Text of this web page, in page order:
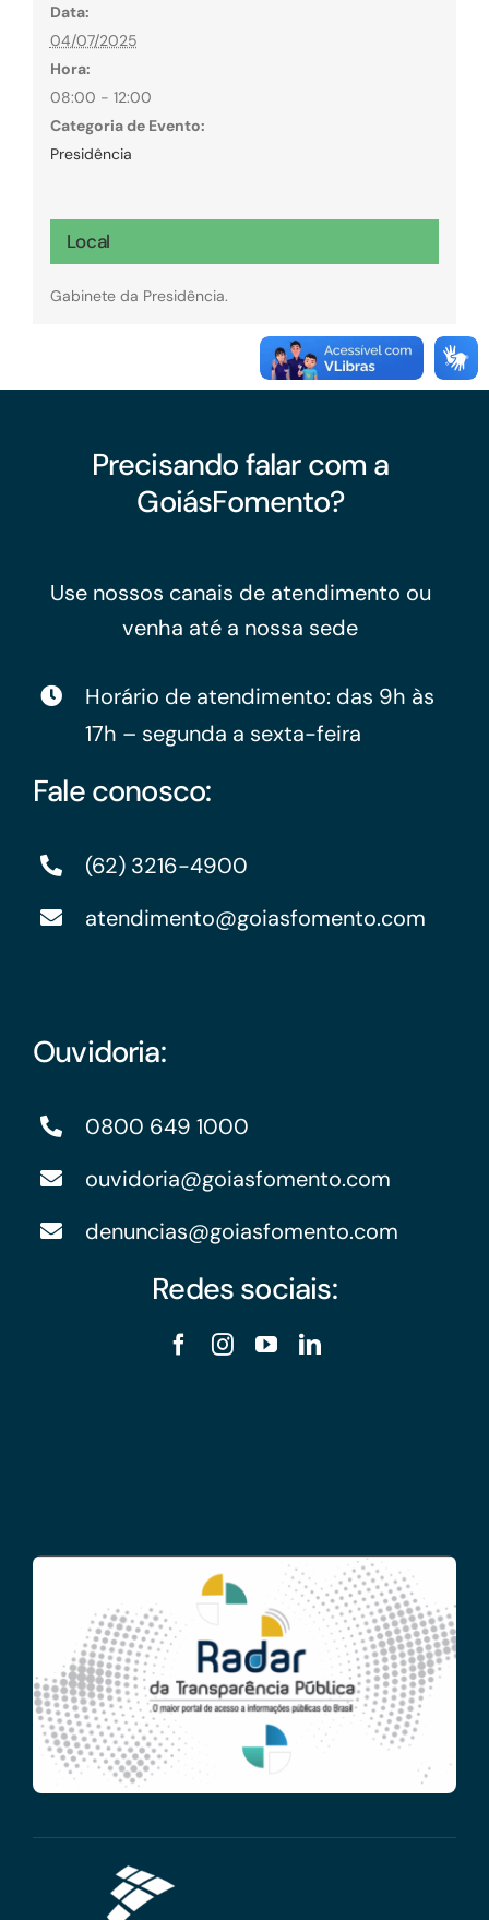
Data:
04/07/2025
Hora:
08:00 - 12:00
Categoria de Evento:
Presidência
Local
Gabinete da Presidência.
Precisando falar com a
GoiásFomento?
Use nossos canais de atendimento ou
venha até a nossa sede
Horário de atendimento: das 9h às
17h – segunda a sexta-feira
Fale conosco:
(62) 3216-4900
atendimento@goiasfomento.com
Ouvidoria:
0800 649 1000
ouvidoria@goiasfomento.com
denuncias@goiasfomento.com
Redes sociais: